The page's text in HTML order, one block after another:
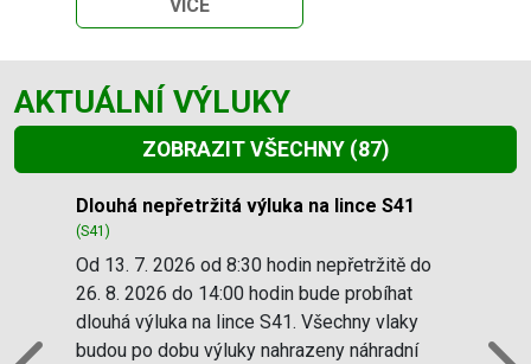
VÍCE
AKTUÁLNÍ VÝLUKY
ZOBRAZIT VŠECHNY (87)
Slide 1 of 87
Dlouhá nepřetržitá výluka na lince S41
(S41)
Od 13. 7. 2026 od 8:30 hodin nepřetržitě do
26. 8. 2026 do 14:00 hodin bude probíhat
dlouhá výluka na lince S41. Všechny vlaky
budou po dobu výluky nahrazeny náhradní